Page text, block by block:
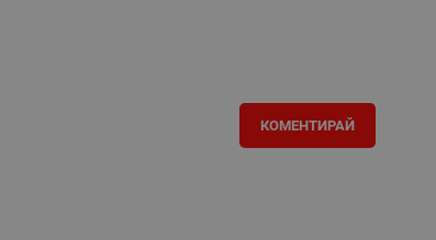
КОМЕНТИРАЙ